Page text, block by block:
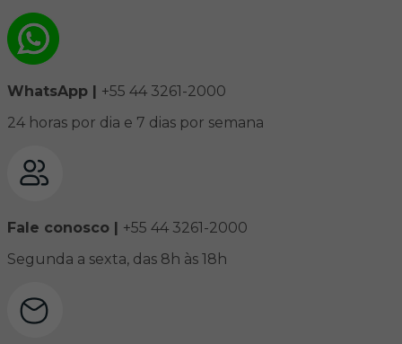
WhatsApp | +55 44 3261-2000
24 horas por dia e 7 dias por semana
Fale conosco | +55 44 3261-2000
Segunda a sexta, das 8h às 18h